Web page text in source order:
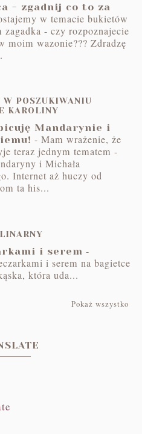
- zgadnij co to za
w temacie bukietów
zagadka - czy rozpoznajecie
moim wazonie??? Zdradzę
POSZUKIWANIU
KAROLINY
Mandarynie i
-Mam wrażenie, że
teraz jednym tematem -
i Michała
Internet aż huczy od
ta his...
i serem -
i serem na bagietce
która uda...
Pokaż wszystko